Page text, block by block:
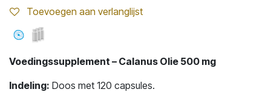
Toevoegen aan verlanglijst
Voedingssupplement – Calanus Olie 500 mg
Indeling: Doos met 120 capsules.